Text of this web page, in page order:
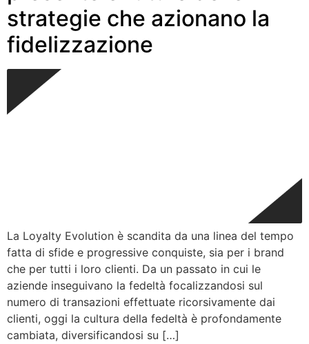
strategie che azionano la
fidelizzazione
La Loyalty Evolution è scandita da una linea del tempo
fatta di sfide e progressive conquiste, sia per i brand
che per tutti i loro clienti. Da un passato in cui le
aziende inseguivano la fedeltà focalizzandosi sul
numero di transazioni effettuate ricorsivamente dai
clienti, oggi la cultura della fedeltà è profondamente
cambiata, diversificandosi su […]